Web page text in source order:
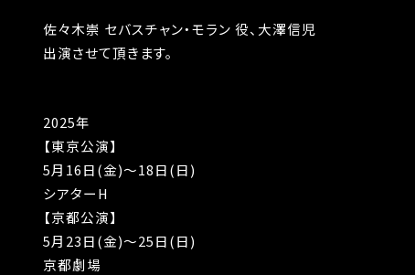
佐々木崇 セバスチャン・モラン 役、大澤信児
出演させて頂きます。
2025年
【東京公演】
5月16日(金)～18日(日)
シアターH
【京都公演】
5月23日(金)～25日(日)
京都劇場